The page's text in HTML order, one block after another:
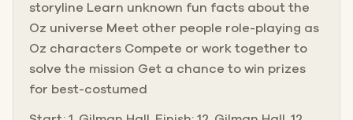
storyline Learn unknown fun facts about the
Oz universe Meet other people role-playing as
Oz characters Compete or work together to
solve the mission Get a chance to win prizes
for best-costumed